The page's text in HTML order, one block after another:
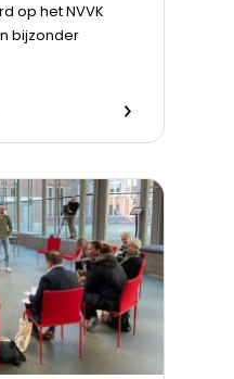
op het NVVK
bijzonder